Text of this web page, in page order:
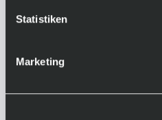
Statistiken
Marketing
Bremsen:
Bremsscheiben:
160 mm hinten